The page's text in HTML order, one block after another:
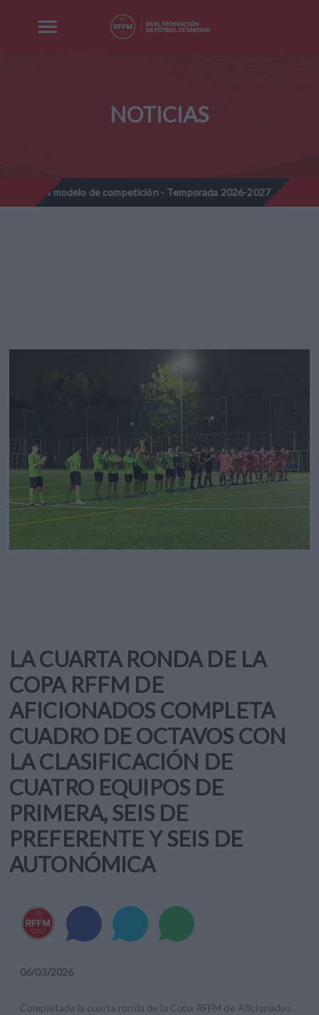
NOTICIAS
de competición - Temporada 2026-2027 // Nota
LA CUARTA RONDA DE LA
COPA RFFM DE
AFICIONADOS COMPLETA
CUADRO DE OCTAVOS CON
LA CLASIFICACIÓN DE
CUATRO EQUIPOS DE
PRIMERA, SEIS DE
PREFERENTE Y SEIS DE
AUTONÓMICA
06/03/2026
Completada la cuarta ronda de la Copa RFFM de Aficionados